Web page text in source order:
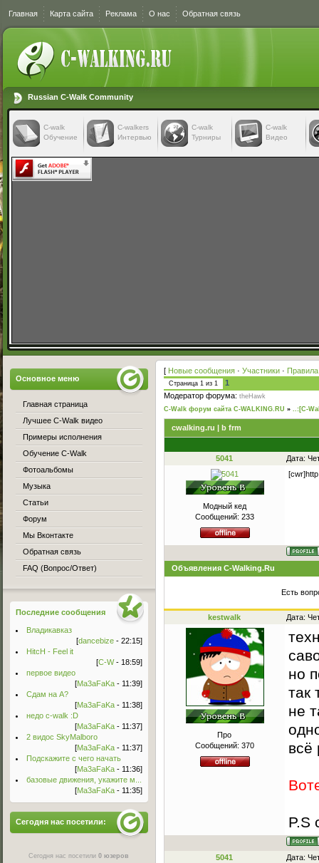
Главная Карта сайта Реклама О нас Обратная связь
Russian C-Walk Community
C-walk
Обучение
C-walkers
Интервью
С-walk
Турниры
С-walk
Видео
[ Новые сообщения · Участники ·
Страница 1 из 1
1
Модератор форума: theHawk
C-Walk форум сайта C-WALKING.RU » ..:[C-
cwalking.ru | b frm
5041 Дата:
Модный кед
Сообщений: 233
Объявления C-Walking.Ru
Есть
kestwalk Дата:
Про
Сообщений: 370
но
так
не
всё
P.S
5041 Дата:
Основное меню
Главная страница
Лучшее C-Walk видео
Примеры исполнения
Обучение C-Walk
Фотоальбомы
Музыка
Статьи
Форум
Мы Вконтакте
Обратная связь
FAQ (Вопрос/Ответ)
Последние сообщения
Владикавказ
[dancebize - 22:15]
HitcH - Feel it
[C-W- 18:59]
первое видео
[Ma3aFaKa - 11:39]
Сдам на А?
[Ma3aFaKa - 11:38]
недо c-walk :D
[Ma3aFaKa - 11:37]
2 видос SkyMalboro
[Ma3aFaKa - 11:37]
Подскажите с чего начать
[Ma3aFaKa - 11:36]
базовые движения, укажите м...
[Ma3aFaKa - 11:35]
Сегодня нас посетили:
Сегодня нас посетили0 юзеров